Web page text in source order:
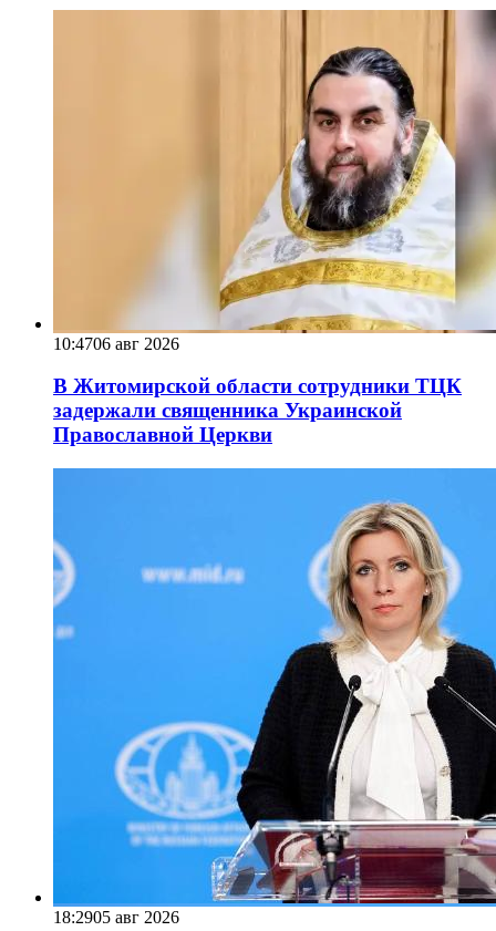
10:4706 авг 2026
В Житомирской области сотрудники ТЦК
задержали священника Украинской
Православной Церкви
18:2905 авг 2026